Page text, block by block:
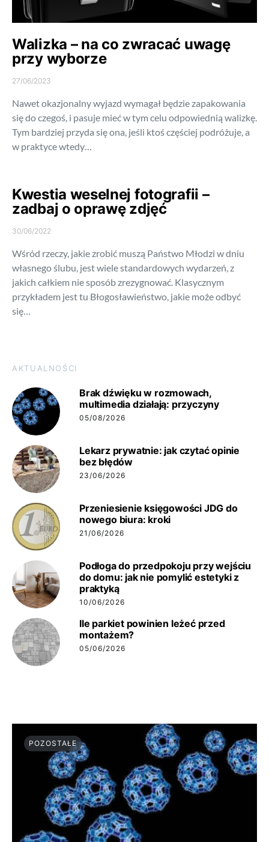
Walizka – na co zwracać uwagę
przy wyborze
27/06/2023
Nawet okazjonalny wyjazd wymagał będzie zapakowania
się do czegoś, i pasuje mieć w tym celu odpowiednią walizkę.
Tym bardziej przyda się ona, jeśli ktoś częściej podróżuje, a
w praktyce wtedy…
Kwestia weselnej fotografii –
zadbaj o oprawę zdjęć
30/06/2022
Wśród rzeczy, jakie zrobić muszą Państwo Młodzi w dniu
własnego ślubu, jest wiele standardowych wydarzeń, z
jakich całkiem nie sposób zrezygnować. Klasycznym
przykładem jest tu Błogosławieństwo, jakie może odbyć
się…
AKTUALNOŚCI
Brak dźwięku w rozmowach,
multimedia działają: przyczyny
05/08/2026
Lekarz prywatnie: jak czytać opinie
bez błędów
23/06/2026
Przeniesienie księgowości JDG do
nowego biura: kroki
21/06/2026
Podłoga do przedpokoju przy wejściu
do domu: jak nie pomylić estetyki z
praktyką
10/06/2026
Ile parkiet powinien leżeć przed
montażem?
05/06/2026
POZOSTAŁE